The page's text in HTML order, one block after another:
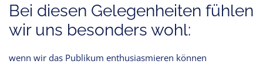
Bei diesen Gelegenheiten fühlen
wir uns besonders wohl:
wenn wir das Publikum enthusiasmieren können